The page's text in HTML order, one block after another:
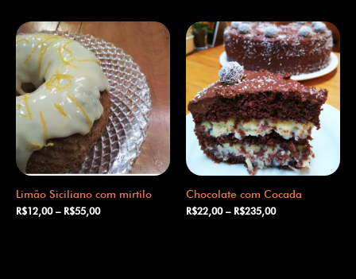
Limão Siciliano com mirtilo
R$12,00– R$55,00
Chocolate com Cocada
R$22,00– R$235,00